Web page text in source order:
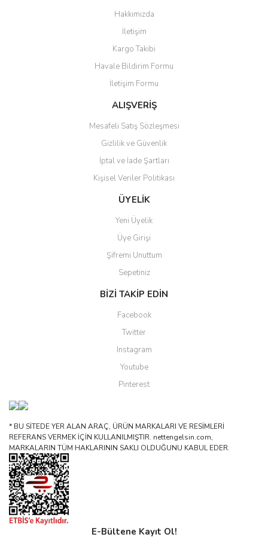
Yorum Yaz
Ürün resmi kalitesiz, bozuk veya görüntülenemiyor.
Ürün açıklamasında eksik bilgiler bulunuyor.
Ürün bilgilerinde hatalar bulunuyor.
Ürün fiyatı diğer sitelerden daha pahalı.
Bu ürüne benzer farklı alternatifler olmalı.
Gönder
Hakkımızda
İletişim
Kargo Takibi
Havale Bildirim Formu
İletişim Formu
ALIŞVERİŞ
Mesafeli Satış Sözleşmesi
Gizlilik ve Güvenlik
İptal ve İade Şartları
Kişisel Veriler Politikası
ÜYELİK
Yeni Üyelik
Üye Girişi
Şifremi Unuttum
Sepetiniz
BİZİ TAKİP EDİN
Facebook
Twitter
Instagram
Youtube
Pinterest
* BU SİTEDE YER ALAN ARAÇ, ÜRÜN MARKALARI VE RESİMLERİ
REFERANS VERMEK İÇİN KULLANILMIŞTIR. nettengelsin.com,
MARKALARIN TÜM HAKLARININ SAKLI OLDUĞUNU KABUL EDER.
E-Bültene Kayıt Ol!